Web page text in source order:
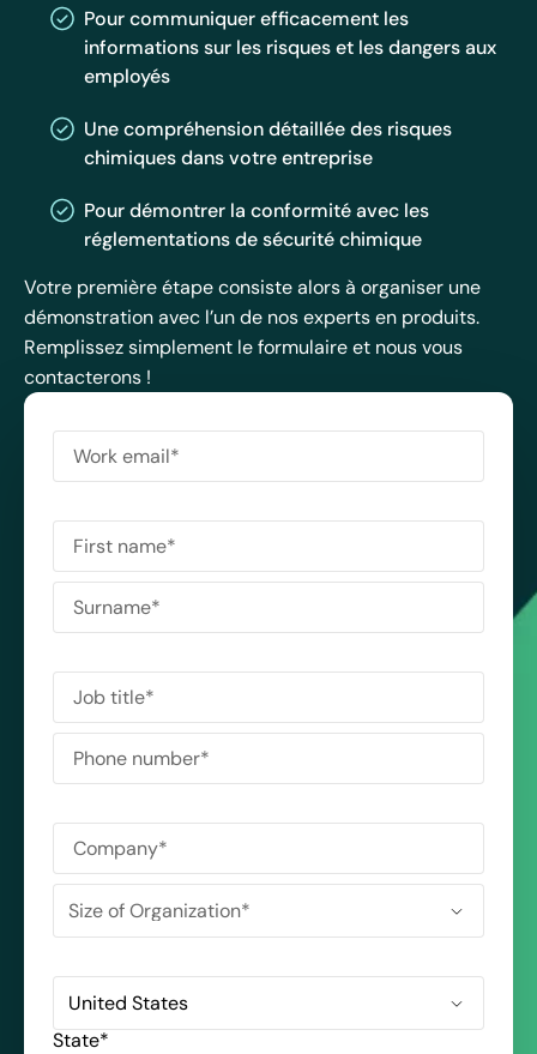
Pour communiquer efficacement les
informations sur les risques et les dangers aux
employés
Une compréhension détaillée des risques
chimiques dans votre entreprise
Pour démontrer la conformité avec les
réglementations de sécurité chimique
Votre première étape consiste alors à organiser une
démonstration avec l’un de nos experts en produits.
Remplissez simplement le formulaire et nous vous
contacterons !
State*